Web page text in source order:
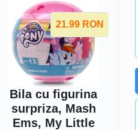
21.99 RON
Bila cu figurina
surpriza, Mash
Ems, My Little